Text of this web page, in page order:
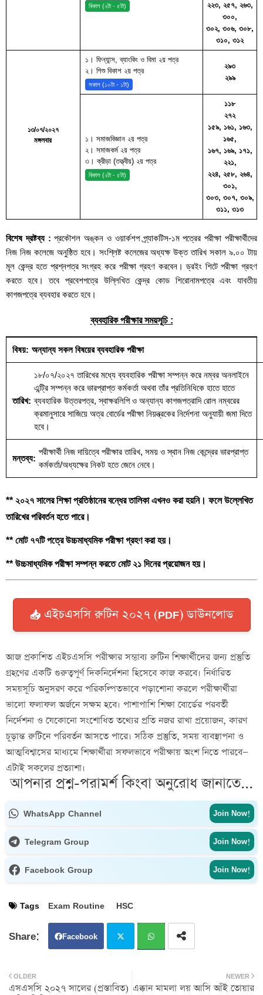
বিকাল (২টা - ৫টা)
২২৩, ২৫৭, ২৬৩,
৩০০,
৩০২, ৩০৬, ৩০৮,
৩১০, ৩১২
১৩/০৭/২০২৭
মঙ্গলবার
১। ফিন্যান্স, ব্যাংকিং ও বিমা ২য় পত্র
২। শিশু বিকাশ ২য় পত্র
সকাল (১০টা - ১টা)
২৯৩
২৯৯
১। সমাজবিজ্ঞান ২য় পত্র
২। সমাজকর্ম ২য় পত্র
৩। ক্রীড়া (তত্ত্বীয়) ২য় পত্র
বিকাল (২টা - ৫টা)
১১৮
২৭২
১৫৯, ১৬১, ১৬৩,
১৬৫,
১৬৭, ১৬৯, ১৭১,
২২১,
২২৪, ২৫৮, ২৬৪,
৩০১,
৩০৩, ৩০৭, ৩০৯,
৩১১, ৩১৩
বিশেষ দ্রষ্টব্য : প্রকৌশল অঙ্কন ও ওয়ার্কশপ প্র্যাকটিস-১ম পত্রের পরীক্ষা পরীক্ষার্থীদের
নিজ নিজ কলেজে অনুষ্ঠিত হবে। সংশ্লিষ্ট কলেজের অধ্যক্ষ উক্ত তারিখ সকাল ৯.০০ টায়
মূল কেন্দ্র হতে প্রশ্নপত্র সংগ্রহ করে পরীক্ষা গ্রহণ করবেন। ড্রইং শিটে পরীক্ষা গ্রহণ
করতে হবে। তবে প্রবেশপত্রে উল্লিখিত কেন্দ্র কোড শিরোনামপত্রে এবং যাবতীয়
কাগজপত্রে ব্যবহার করতে হবে।
ব্যবহারিক পরীক্ষার সময়সূচি :
অন্যান্য সকল বিষয়ের ব্যবহারিক পরীক্ষা
১৮/০৭/২০২৭ তারিখের মধ্যে ব্যবহারিক পরীক্ষা সম্পন্ন করে নম্বর অনলাইনে
এন্ট্রি সম্পন্ন করে ভারপ্রাপ্ত কর্মকর্তা অথবা তাঁর প্রতিনিধিকে হাতে হাতে
ব্যবহারিক উত্তরপত্র, স্বাক্ষরলিপি ও অন্যান্য কাগজপত্রাদি রোল নম্বরের
ক্রমানুসারে সাজিয়ে অত্র বোর্ডের পরীক্ষা নিয়ন্ত্রকের নির্দেশনা অনুযায়ী জমা দিতে
হবে।
পরীক্ষার্থী নিজ দায়িত্বে পরীক্ষার তারিখ, সময় ও স্থান নিজ কেন্দ্রের ভারপ্রাপ্ত
কর্মকর্তা/অধ্যক্ষের নিকট হতে জেনে নেবে।
** ২০২৭ সালের শিক্ষা প্রতিষ্ঠানের বন্ধের তালিকা এখনও করা হয়নি। ফলে উল্লেখিত
তারিখের পরিবর্তন হতে পারে।
** মোট ৭৭টি পত্রে উচ্চমাধ্যমিক পরীক্ষা গ্রহণ করা হয়।
** উচ্চমাধ্যমিক পরীক্ষা সম্পন্ন করতে মোট ২১ দিনের প্রয়োজন হয়।
📥 এইচএসসি রুটিন ২০২৭ (PDF) ডাউনলোড
আজ প্রকাশিত এইচএসসি পরীক্ষার সম্ভাব্য রুটিন শিক্ষার্থীদের জন্য প্রস্তুতি
গ্রহণের একটি গুরুত্বপূর্ণ দিকনির্দেশনা হিসেবে কাজ করবে। নির্ধারিত
সময়সূচি অনুসরণ করে পরিকল্পিতভাবে পড়াশোনা করলে পরীক্ষার্থীরা
ভালো ফলাফল অর্জনে সক্ষম হবে। পাশাপাশি শিক্ষা বোর্ডের পরবর্তী
নির্দেশনা ও যেকোনো সংশোধিত তথ্যের প্রতি নজর রাখা প্রয়োজন, কারণ
চূড়ান্ত রুটিনে পরিবর্তন আসতে পারে। সঠিক প্রস্তুতি, সময় ব্যবস্থাপনা ও
আত্মবিশ্বাসের মাধ্যমে শিক্ষার্থীরা সফলভাবে পরীক্ষায় অংশ নিতে পারবে—
এটাই সকলের প্রত্যাশা।
আপনার প্রশ্ন-পরামর্শ কিংবা অনুরোধ জানাতে...
WhatsApp Channel Join Now!
Telegram Group Join Now!
Facebook Group Join Now!
Tags Exam Routine HSC
Facebook
ter atsa
NEWER
এক্কান মামলা লয় আসি আঁই তোয়ার
OLDER
এসএসসি ২০২৭ সালের (প্রস্তাবিত)